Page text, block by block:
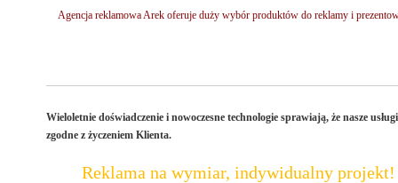
Agencja reklamowa Arek oferuje duży wybór produktów do reklamy i
Wieloletnie doświadczenie i nowoczesne technologie sprawiają, że nasze
zgodne z życzeniem Klienta.
Reklama na wymiar, indywidualny projekt!